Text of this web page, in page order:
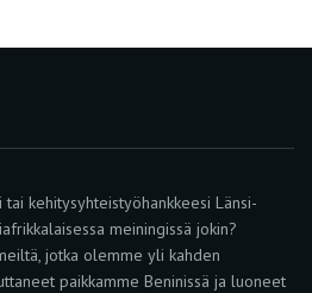
kehitysyhteistyöhankkeesi Länsi-
meiningissä jokin?
jotka olemme yli kahden
paikkamme Beninissä ja luoneet